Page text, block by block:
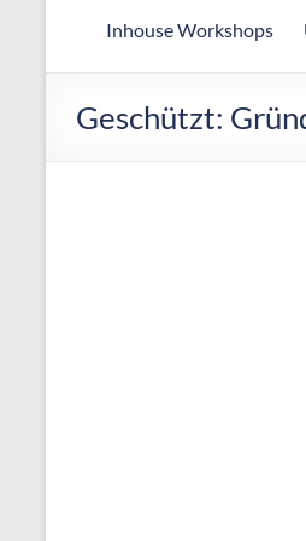
Inhouse Workshops
Geschützt: